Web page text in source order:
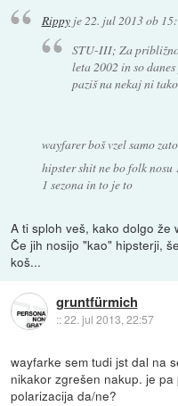
Rippyje22. jul 2013 ob
STU-III; Za približno
leta 2002 in so
paziš na nekaj ni
wayfarer boš vzel samo
hipster shit ne bo folk nosu
1 sezona in to je to
A ti sploh veš, kako dolgo že
Če jih nosijo "kao" hipsterji,
koš...
gruntfürmich
::22. jul 2013, 22:57
wayfarke sem tudi jst dal na
nikakor zgrešen nakup. je
polarizacija da/ne?